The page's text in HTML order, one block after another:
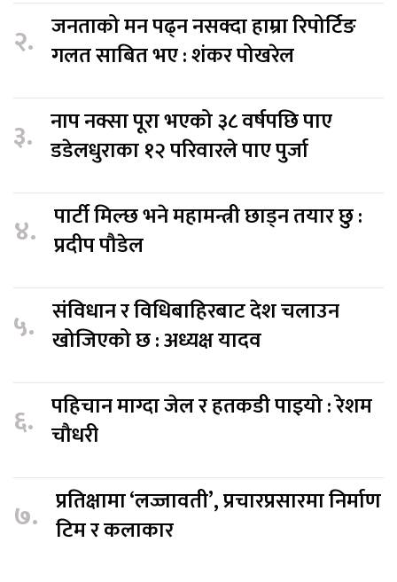
२. जनताको मन पढ्न नसक्दा हाम्रा रिपोर्टिङ
गलत साबित भए : शंकर पोखरेल
३. नाप नक्सा पूरा भएको ३८ वर्षपछि पाए
डडेलधुराका १२ परिवारले पाए पुर्जा
४. पार्टी मिल्छ भने महामन्त्री छाड्न तयार छु :
प्रदीप पौडेल
५. संविधान र विधिबाहिरबाट देश चलाउन
खोजिएको छ : अध्यक्ष यादव
६. पहिचान माग्दा जेल र हतकडी पाइयो : रेशम
चौधरी
७. प्रतिक्षामा ‘लज्जावती’, प्रचारप्रसारमा निर्माण
टिम र कलाकार